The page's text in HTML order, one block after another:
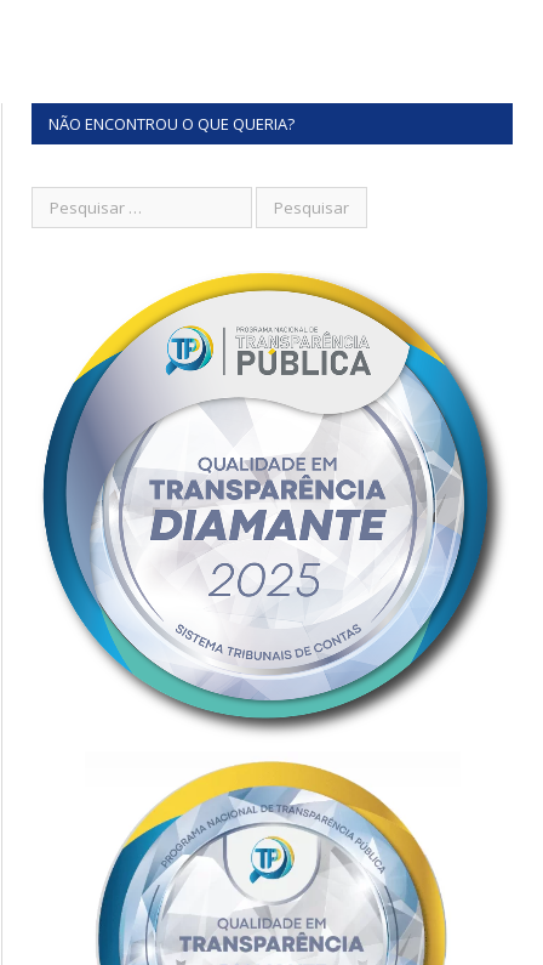
NÃO ENCONTROU O QUE QUERIA?